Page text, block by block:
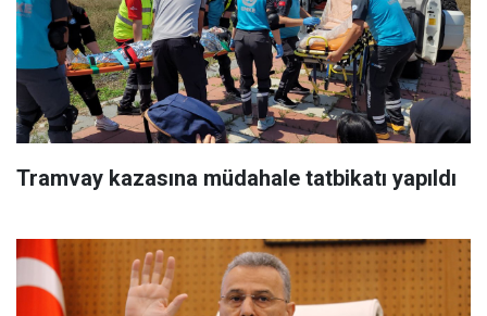
Tramvay kazasına müdahale tatbikatı yapıldı